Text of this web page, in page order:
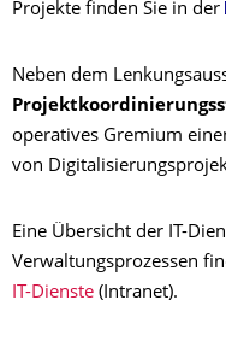
Projekte finden Sie in der
Neben dem
operatives Gremium
von
Eine Übersicht der IT-
Verwaltungsprozessen
IT-Dienste (Intranet).